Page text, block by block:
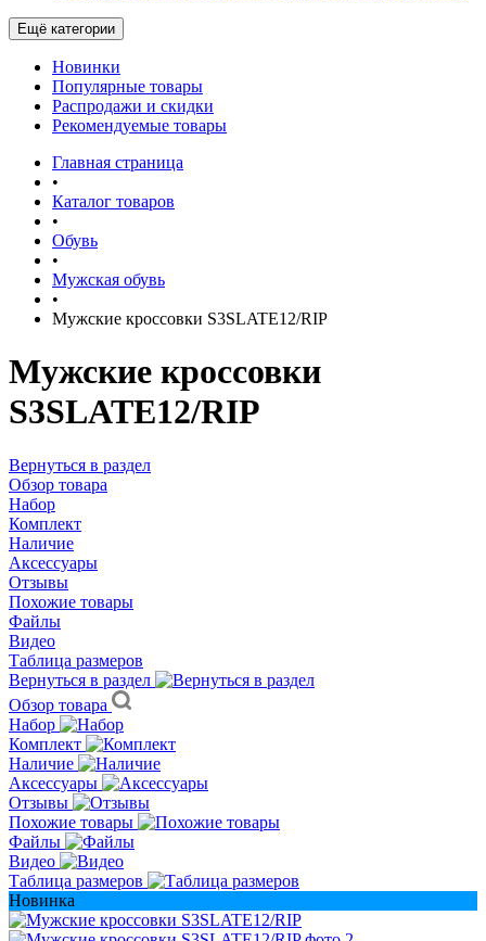
Ещё категории
Новинки
Популярные товары
Распродажи и скидки
Рекомендуемые товары
Главная страница
•
Каталог товаров
•
Обувь
•
Мужская обувь
•
Мужские кроссовки S3SLATE12/RIP
Мужские кроссовки
S3SLATE12/RIP
Вернуться в раздел
Обзор товара
Набор
Комплект
Наличие
Аксессуары
Отзывы
Похожие товары
Файлы
Видео
Таблица размеров
Вернуться в раздел
Обзор товара
Набор
Комплект
Наличие
Аксессуары
Отзывы
Похожие товары
Файлы
Видео
Таблица размеров
Новинка